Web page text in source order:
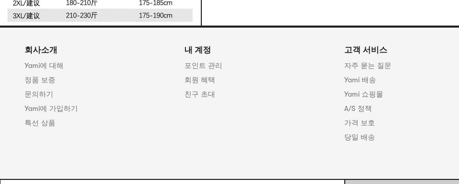
회사소개
Yami에 대해
정품 보증
문의하기
Yami에 가입하기
특선 상품
내 계정
포인트 관리
회원 혜택
친구 초대
고객 서비스
자주 묻는 질문
Yami 배송
Yami 쇼핑몰
A/S 정책
가격 보호
당일 배송